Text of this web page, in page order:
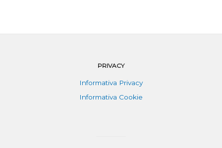
PRIVACY
Informativa Privacy
Informativa Cookie